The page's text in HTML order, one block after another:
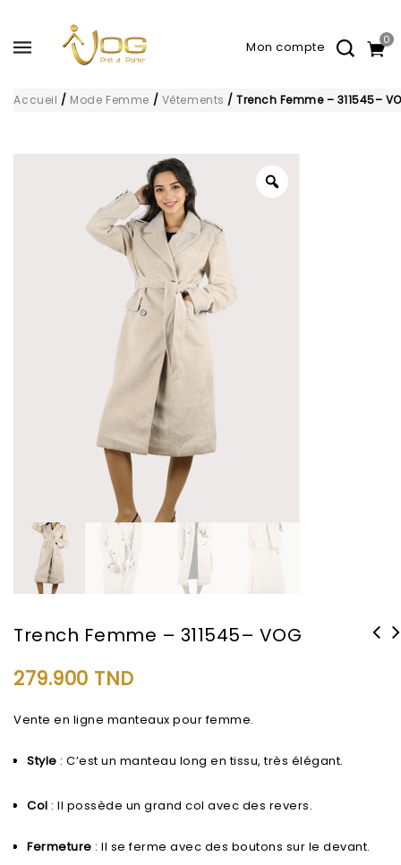
0
Accueil / Mode Femme / Vêtements /Trench Femme – 311545–
Trench Femme – 311545– VOG
279.900 TND
Vente en ligne manteaux pour femme.
Style : C’est un manteau long en tissu, très élégant.
Col : Il possède un grand col avec des revers.
Fermeture : Il se ferme avec des boutons sur le devant.